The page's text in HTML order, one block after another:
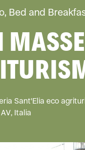
Bed and
Sant'Elia eco
Italia